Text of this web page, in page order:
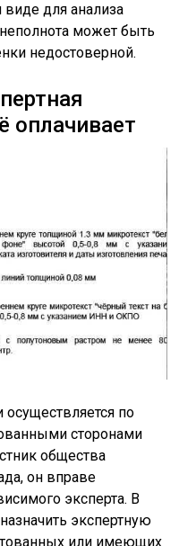
для анализа
может быть
недостоверной.
оплачивает
по
сторонами
общества
он вправе
эксперта. В
экспертную
или имеющих